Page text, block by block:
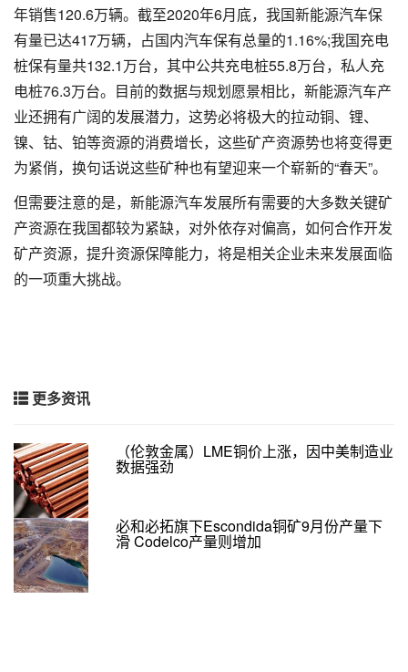
年销售120.6万辆。截至2020年6月底，我国新能源汽车保
有量已达417万辆，占国内汽车保有总量的1.16%;我国充电
桩保有量共132.1万台，其中公共充电桩55.8万台，私人充
电桩76.3万台。目前的数据与规划愿景相比，新能源汽车产
业还拥有广阔的发展潜力，这势必将极大的拉动铜、锂、
镍、钴、铂等资源的消费增长，这些矿产资源势也将变得更
为紧俏，换句话说这些矿种也有望迎来一个崭新的“春天”。
但需要注意的是，新能源汽车发展所有需要的大多数关键矿
产资源在我国都较为紧缺，对外依存对偏高，如何合作开发
矿产资源，提升资源保障能力，将是相关企业未来发展面临
的一项重大挑战。
更多资讯
（伦敦金属）LME铜价上涨，因中美制造业
数据强劲
必和必拓旗下Escondida铜矿9月份产量下
滑 Codelco产量则增加